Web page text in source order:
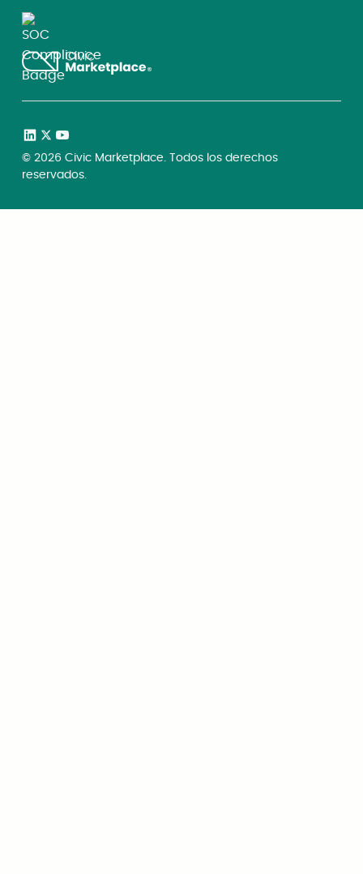
© 2026 Civic Marketplace. Todos los derechos
reservados.